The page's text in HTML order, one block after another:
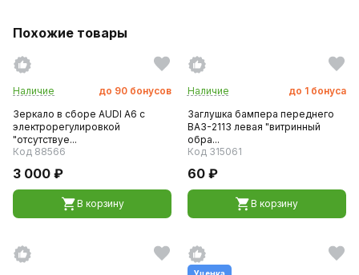
Похожие товары
Наличие до 90 бонусов
Зеркало в сборе AUDI A6 с
электрорегулировкой
"отсутствуе...
Код 88566
3 000 ₽
В корзину
Наличие до 1 бонуса
Заглушка бампера переднего
ВАЗ-2113 левая "витринный
обра...
Код 315061
60 ₽
В корзину